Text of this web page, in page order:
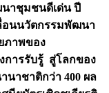
าชุมชนดีเด่น ปี
อนนวัตกรรมพัฒนา
ภาพของ
การรับรู้ สู่โลกของ
นาชาติกว่า 400 ผล